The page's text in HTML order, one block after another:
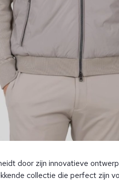
door zijn innovatieve
collectie die perfect zijn